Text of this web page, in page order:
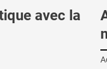
avec la